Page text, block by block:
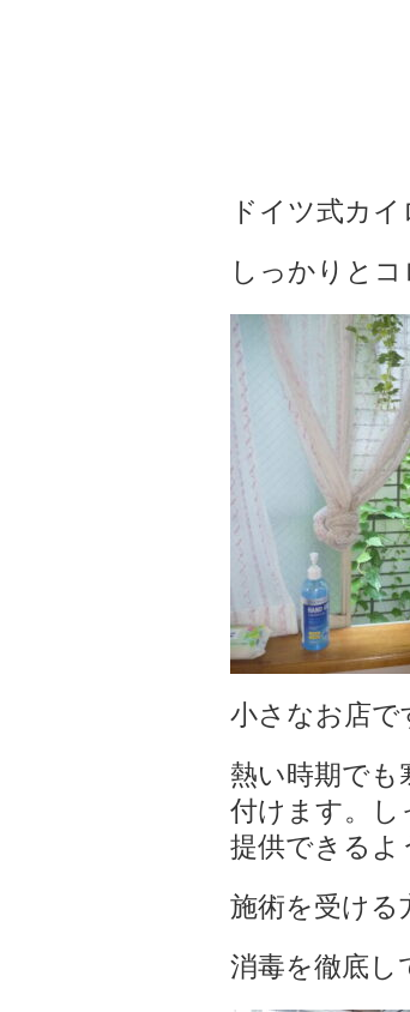
ドイツ式カ
しっかりと
小さなお店で
熱い時期でも
付けます。し
提供できるよ
施術を受ける
消毒を徹底し